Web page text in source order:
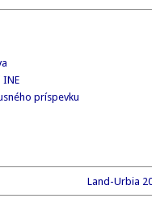
INE
príspevku
Land-Urbia